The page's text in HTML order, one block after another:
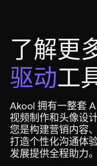
了解更
驱动工
Akool 拥有一整套
视频制作和头像设
您是构建营销内容
打造个性化沟通体
发展提供全程助力。